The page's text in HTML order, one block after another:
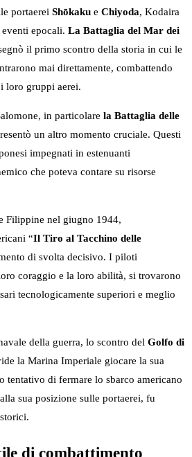
portaerei Shōkaku e Chiyoda, Kodaira
epocali. La Battaglia del Mar dei
il primo scontro della storia in cui le
mai direttamente, combattendo
loro gruppi aerei.
in particolare la Battaglia delle
un altro momento cruciale. Questi
impegnati in estenuanti
che poteva contare su risorse
Filippine nel giugno 1944,
“Il Tiro al Tacchino delle
di svolta decisivo. I piloti
coraggio e la loro abilità, si trovarono
tecnologicamente superiori e meglio
della guerra, lo scontro del Golfo di
la Marina Imperiale giocare la sua
tentativo di fermare lo sbarco americano
sua posizione sulle portaerei, fu
di combattimento